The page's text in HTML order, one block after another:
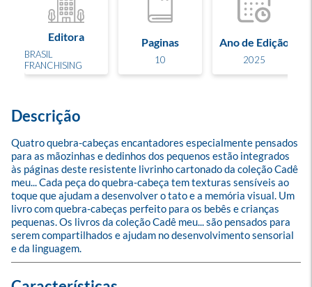
Editora
BRASIL
FRANCHISING
Paginas
10
Ano de Edição
2025
Descrição
Quatro quebra-cabeças encantadores especialmente pensados
para as mãozinhas e dedinhos dos pequenos estão integrados
às páginas deste resistente livrinho cartonado da coleção Cadê
meu... Cada peça do quebra-cabeça tem texturas sensíveis ao
toque que ajudam a desenvolver o tato e a memória visual. Um
livro com quebra-cabeças perfeito para os bebês e crianças
pequenas. Os livros da coleção Cadê meu... são pensados para
serem compartilhados e ajudam no desenvolvimento sensorial
e da linguagem.